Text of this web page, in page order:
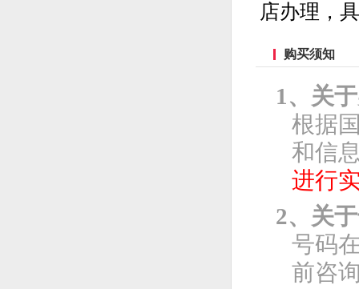
店办理，
购买须知
1、关
根据
和信
进行
2、关
号码
前咨